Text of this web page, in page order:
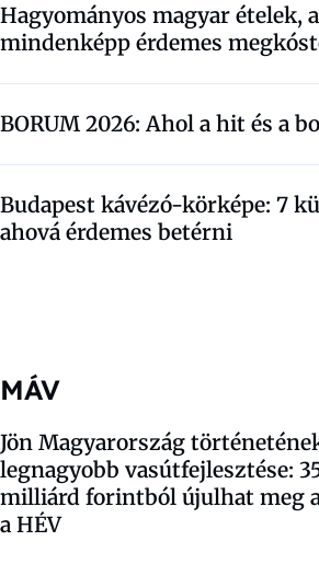
Hagyományos magyar ételek,
mindenképp érdemes
BORUM 2026: Ahol a hit és a
Budapest kávézó-körképe: 7
ahová érdemes betérni
MÁV
Jön Magyarország
legnagyobb vasútfejlesztése:
milliárd forintból újulhat meg
a HÉV